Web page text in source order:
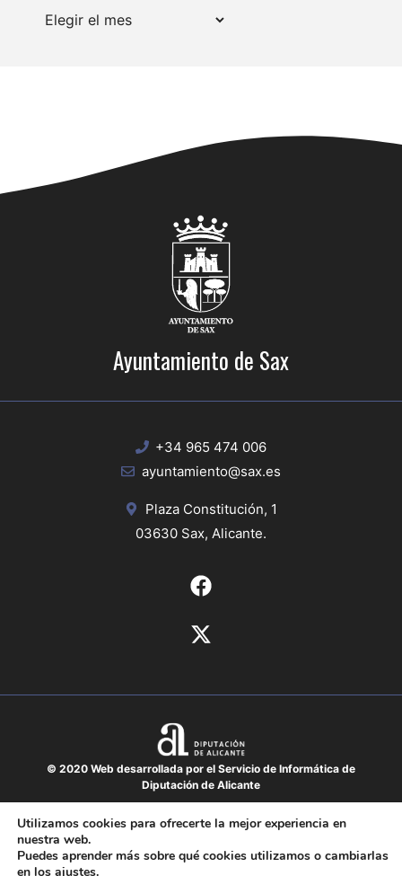
Archivos
Ayuntamiento de Sax
+34 965 474 006
ayuntamiento@sax.es
Plaza Constitución, 1
03630 Sax, Alicante.
© 2020 Web desarrollada por el Servicio de Informática de
Diputación de Alicante
Aviso legal
Política de cookies
Utilizamos cookies para ofrecerte la mejor experiencia en
nuestra web.
Puedes aprender más sobre qué cookies utilizamos o cambiarlas
en los ajustes.